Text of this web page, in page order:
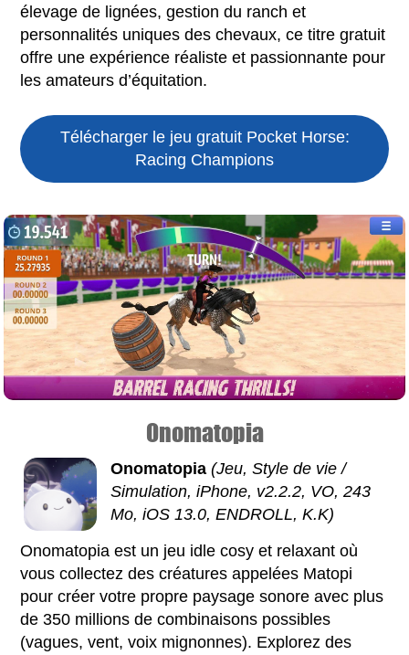
élevage de lignées, gestion du ranch et
personnalités uniques des chevaux, ce titre gratuit
offre une expérience réaliste et passionnante pour
les amateurs d’équitation.
Télécharger le jeu gratuit Pocket Horse:
Racing Champions
Onomatopia
Onomatopia (Jeu, Style de vie /
Simulation, iPhone, v2.2.2, VO, 243
Mo, iOS 13.0, ENDROLL, K.K)
Onomatopia est un jeu idle cosy et relaxant où
vous collectez des créatures appelées Matopi
pour créer votre propre paysage sonore avec plus
de 350 millions de combinaisons possibles
(vagues, vent, voix mignonnes). Explorez des